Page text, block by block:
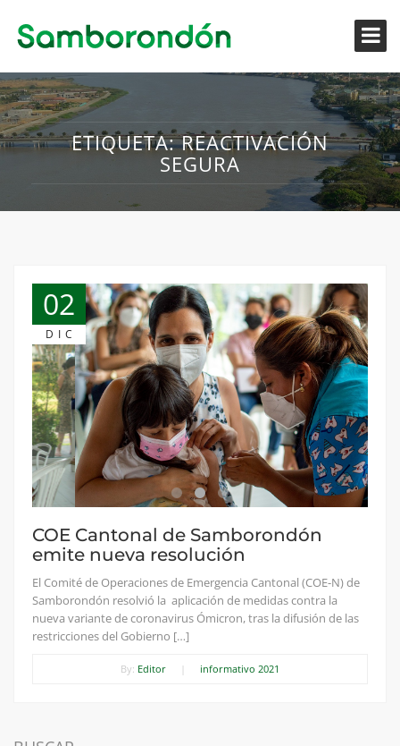
ETIQUETA:REACTIVACIÓN
SEGURA
02
DIC
COE Cantonal de Samborondón
emite nueva resolución
El Comité de Operaciones de Emergencia Cantonal (COE-N) de
Samborondón resolvió la aplicación de medidas contra la
nueva variante de coronavirus Ómicron, tras la difusión de las
restricciones del Gobierno […]
By: Editor informativo 2021